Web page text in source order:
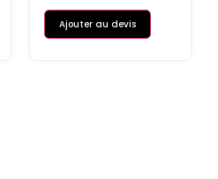
Ajouter au devis